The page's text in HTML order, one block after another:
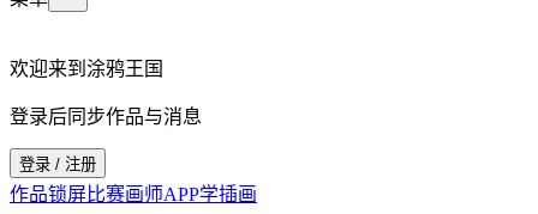
欢迎来到涂鸦王国
登录后同步作品与消息
登录 / 注册
作品锁屏比赛画师APP学插画